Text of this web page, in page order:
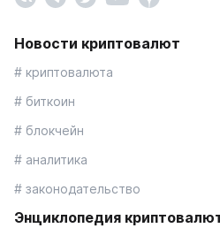
Новости криптовалют
# криптовалюта
# биткоин
# блокчейн
# аналитика
# законодательство
Энциклопедия